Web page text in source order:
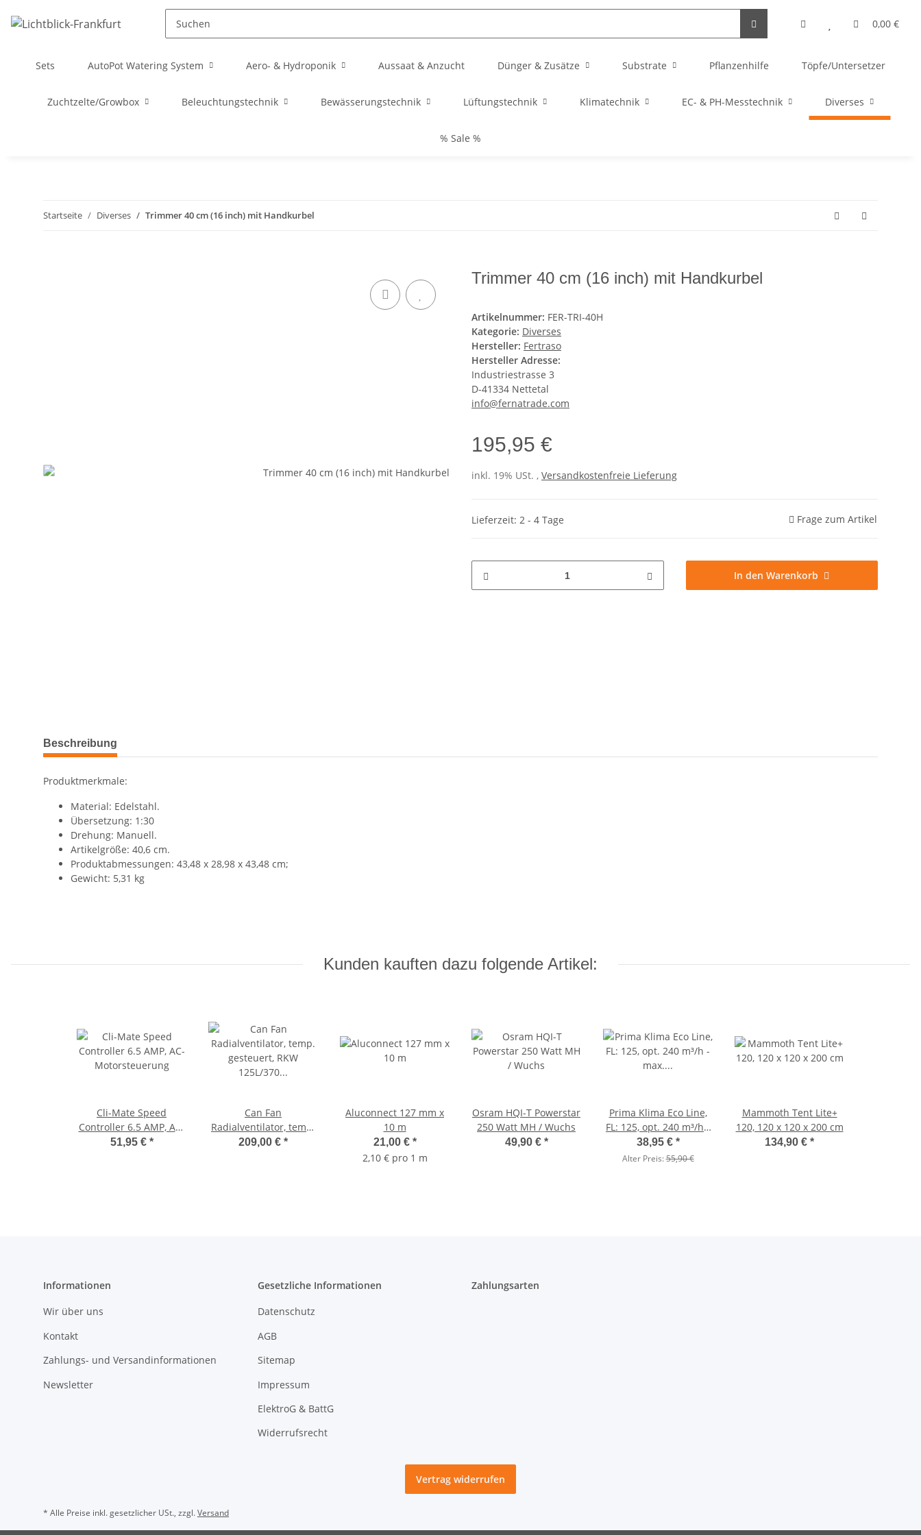
0,00 €
Sets AutoPot Watering System Aero- & Hydroponik Aussaat & Anzucht Dünger & Zusätze Substrate Pflanzenhilfe Töpfe/Untersetzer
Zuchtzelte/Growbox Beleuchtungstechnik Bewässerungstechnik Lüftungstechnik Klimatechnik EC- & PH-Messtechnik Diverses
% Sale %
Startseite Diverses Trimmer 40 cm (16 inch) mit Handkurbel
Trimmer 40 cm (16 inch) mit Handkurbel
Artikelnummer: FER-TRI-40H
Kategorie: Diverses
Hersteller: Fertraso
Hersteller Adresse:
Industriestrasse 3
D-41334 Nettetal
info@fernatrade.com
195,95 €
inkl. 19% USt. , Versandkostenfreie Lieferung
Lieferzeit: 2 - 4 Tage Frage zum Artikel
In den Warenkorb
Beschreibung
Produktmerkmale:
Material: Edelstahl.
Übersetzung: 1:30
Drehung: Manuell.
Artikelgröße: 40,6 cm.
Produktabmessungen: 43,48 x 28,98 x 43,48 cm;
Gewicht: 5,31 kg
Kunden kauften dazu folgende Artikel:
Cli-Mate Speed
Controller 6.5 AMP, AC-
Motorsteuerung
51,95 € *
Can Fan
Radialventilator, temp.
gesteuert, RKW
209,00 € *
Aluconnect 127 mm x
10 m
21,00 € *
2,10 € pro 1 m
Osram HQI-T Powerstar
250 Watt MH / Wuchs
49,90 € *
Prima Klima Eco Line,
FL: 125, opt. 240 m³/h -
max. 360 m³/h, Länge:
25 cm
38,95 € *
Alter Preis:55,90 €
Mammoth Tent Lite+
120, 120 x 120 x 200 cm
134,90 € *
Informationen
Wir über uns
Kontakt
Zahlungs- und Versandinformationen
Newsletter
Gesetzliche Informationen
Datenschutz
AGB
Sitemap
Impressum
ElektroG & BattG
Widerrufsrecht
Zahlungsarten
Vertrag widerrufen
* Alle Preise inkl. gesetzlicher USt., zzgl.Versand